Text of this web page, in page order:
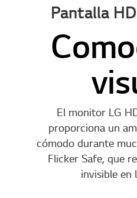
Pantalla
El monitor LG
proporciona un
cómodo durante
Flicker Safe, que
invisible en